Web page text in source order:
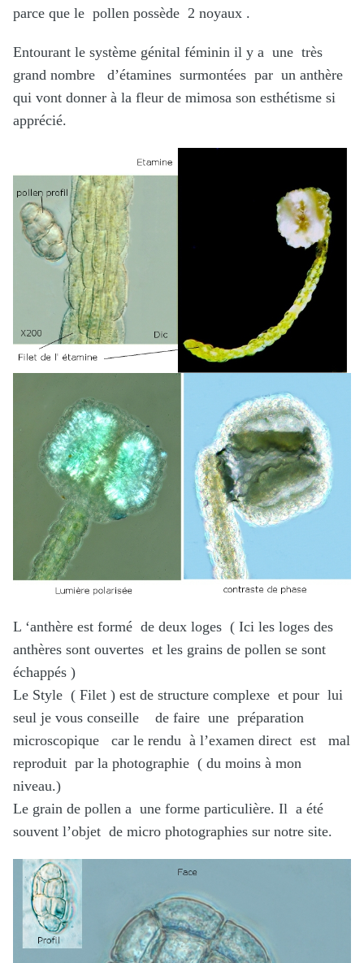
parce que le pollen possède 2 noyaux .
Entourant le système génital féminin il y a une très
grand nombre d’étamines surmontées par un anthère
qui vont donner à la fleur de mimosa son esthétisme si
apprécié.
L ‘anthère est formé de deux loges ( Ici les loges des
anthères sont ouvertes et les grains de pollen se sont
échappés )
Le Style ( Filet ) est de structure complexe et pour lui
seul je vous conseille de faire une préparation
microscopique car le rendu à l’examen direct est mal
reproduit par la photographie ( du moins à mon
niveau.)
Le grain de pollen a une forme particulière. Il a été
souvent l’objet de micro photographies sur notre site.